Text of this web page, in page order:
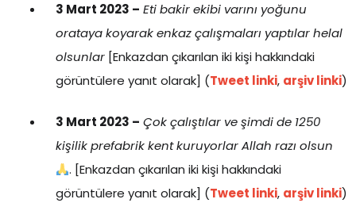
3 Mart 2023 – Eti bakir ekibi varını yoğunu
orataya koyarak enkaz çalışmaları yaptılar helal
olsunlar [Enkazdan çıkarılan iki kişi hakkındaki
görüntülere yanıt olarak] (Tweet linki, arşiv linki)
3 Mart 2023 – Çok çalıştılar ve şimdi de 1250
kişilik prefabrik kent kuruyorlar Allah razı olsun
. [Enkazdan çıkarılan iki kişi hakkındaki
görüntülere yanıt olarak] (Tweet linki, arşiv linki)